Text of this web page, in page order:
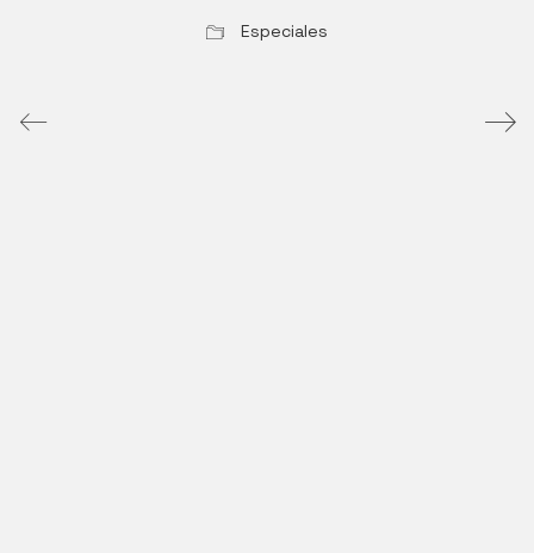
Especiales